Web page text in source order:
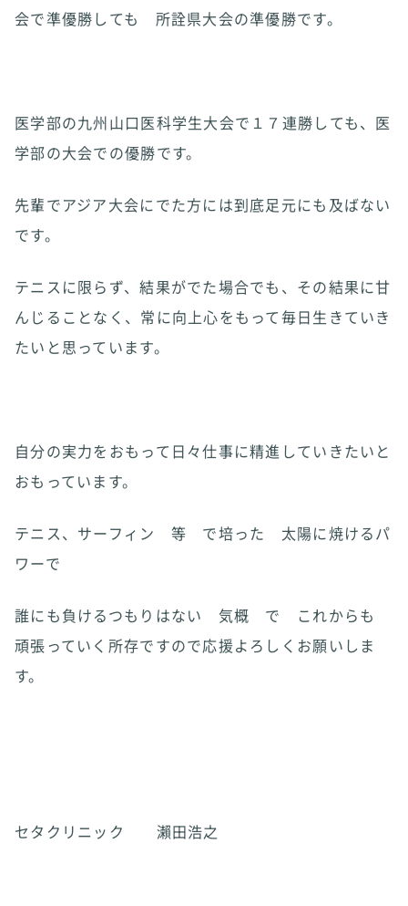
会で準優勝しても 所詮県大会の準優勝です。
医学部の九州山口医科学生大会で１７連勝しても、医
学部の大会での優勝です。
先輩でアジア大会にでた方には到底足元にも及ばない
です。
テニスに限らず、結果がでた場合でも、その結果に甘
んじることなく、常に向上心をもって毎日生きていき
たいと思っています。
自分の実力をおもって日々仕事に精進していきたいと
おもっています。
テニス、サーフィン 等 で培った 太陽に焼けるパ
ワーで
誰にも負けるつもりはない 気概 で これからも
頑張っていく所存ですので応援よろしくお願いしま
す。
セタクリニック 瀨田浩之